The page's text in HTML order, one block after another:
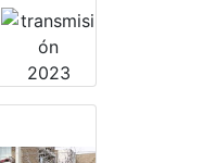
2023